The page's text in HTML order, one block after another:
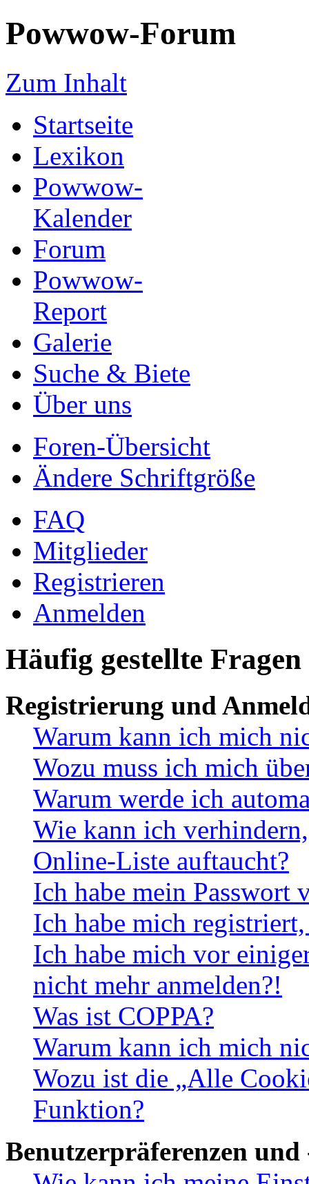
Powwow-Forum
Zum Inhalt
Startseite
Lexikon
Powwow-
Kalender
Forum
Powwow-
Report
Galerie
Suche & Biete
Über uns
Foren-Übersicht
Ändere Schriftgröße
FAQ
Mitglieder
Registrieren
Anmelden
Häufig gestellte Fragen
Registrierung und
Warum kann ich mich
Wozu muss ich mich
Warum werde ich
Wie kann ich
Online-Liste auftaucht?
Ich habe mein Passwort
Ich habe mich
Ich habe mich vor
nicht mehr anmelden?!
Was ist COPPA?
Warum kann ich mich
Wozu ist die „Alle
Funktion?
Benutzerpräferenzen und